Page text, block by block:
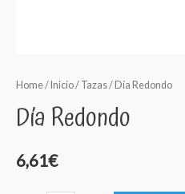
Home/ Inicio/ Tazas/ Día Redondo
Día Redondo
6,61€